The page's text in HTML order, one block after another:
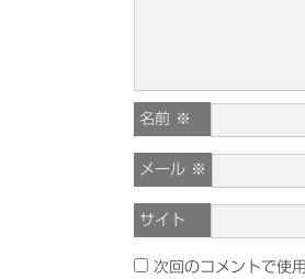
名前 ※
メール ※
サイト
次回のコメントで使